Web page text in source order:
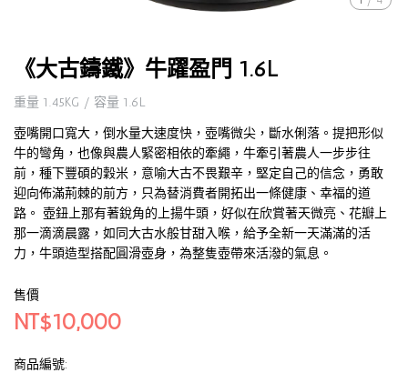
《大古鑄鐵》牛躍盈門 1.6L
重量 1.45KG / 容量 1.6L
壺嘴開口寬大，倒水量大速度快，壺嘴微尖，斷水俐落。提把形似
牛的彎角，也像與農人緊密相依的牽繩，牛牽引著農人一步步往
前，種下豐碩的穀米，意喻大古不畏艱辛，堅定自己的信念，勇敢
迎向佈滿荊棘的前方，只為替消費者開拓出一條健康、幸福的道
路。 壺鈕上那有著銳角的上揚牛頭，好似在欣賞著天微亮、花瓣上
那一滴滴晨露，如同大古水般甘甜入喉，給予全新一天滿滿的活
力，牛頭造型搭配圓滑壺身，為整隻壺帶來活潑的氣息。
售價
NT$10,000
商品編號: